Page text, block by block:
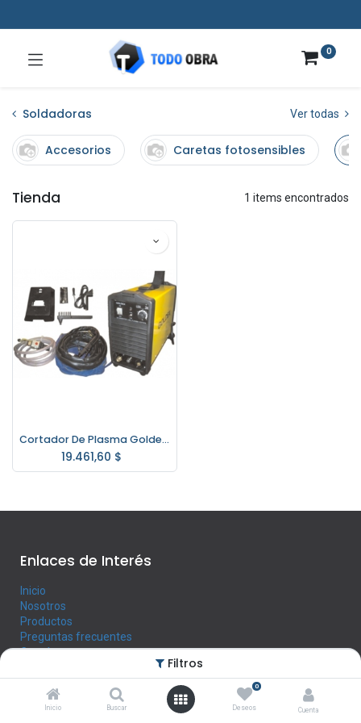
Filtros
Inicio Buscar
0
Deseos Cuenta
0
Soldadoras Ver todas
Accesorios Caretas fotosensibles
Tienda 1 items encontrados
Cortador De Plasma Goldex Lgk-30 8mm
19.461,60 $
Enlaces de Interés
Inicio
Nosotros
Productos
Preguntas frecuentes
Contáctenos
Horario